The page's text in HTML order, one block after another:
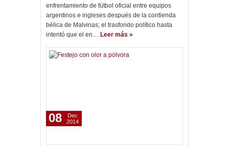
enfrentamiento de fútbol oficial entre equipos
argentinos e ingleses después de la contienda
bélica de Malvinas; el trasfondo político hasta
intentó que el en… Leer más »
08
Dec
2014